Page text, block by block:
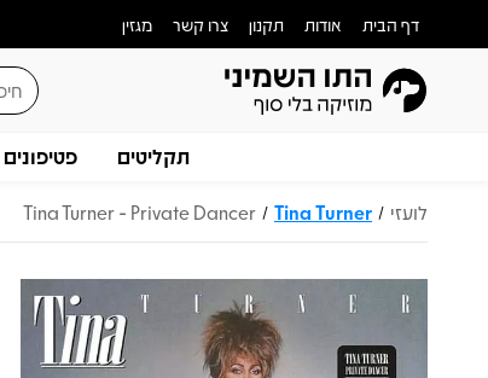
דף הבית אודות תקנון צרו קשר מגזין
תקליטים פטיפונים
לועזי /
Tina Turner
/
Tina Turner - Private Dancer